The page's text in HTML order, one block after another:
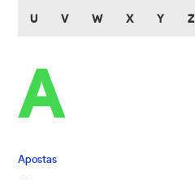
U V W X Y Z
A
Apostas